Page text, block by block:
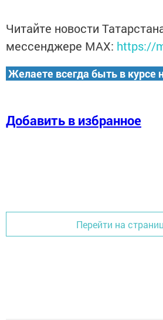
Читайте новости
мессенджере MАХ: https://
Желаете всегда быть в курсе
Добавить в избранное
Перейти на